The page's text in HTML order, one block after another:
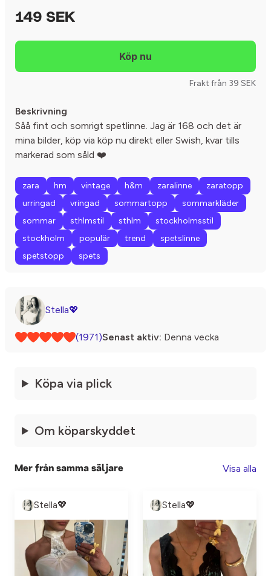
149 SEK
Frakt från 39 SEK
Beskrivning
Såå fint och somrigt spetlinne. Jag är 168 och det är
mina bilder, köp via köp nu direkt eller Swish, kvar tills
markerad som såld ❤️
zara hm vintage h&m zaralinne
zaratopp
urringad
vringad sommartopp
sommarkläder
sommar
sthlmstil sthlm
stockholmsstil
stockholm
populär trend
spetslinne
spetstopp
spets
Stella💖
(1971)Senast aktiv: Denna vecka
Köpa via plick
Om köparskyddet
Mer från samma säljare Visa alla
Stella💖 Stella💖